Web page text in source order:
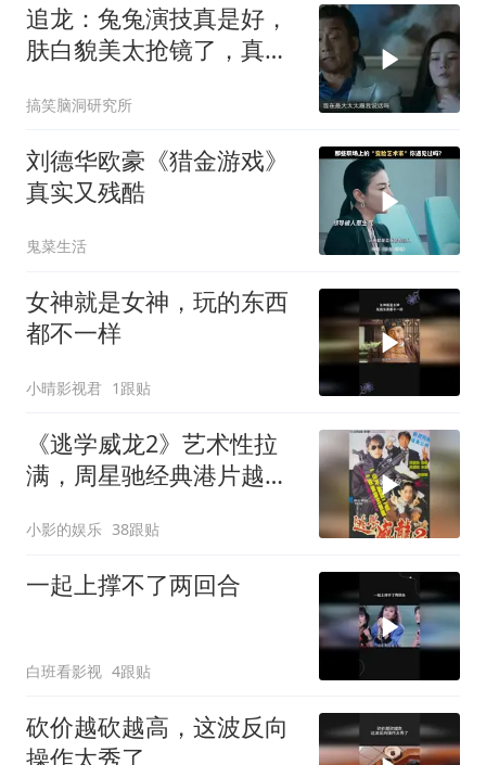
追龙：兔兔演技真是好，
肤白貌美太抢镜了，真是
搞笑脑洞研究所
刘德华欧豪《猎金游戏》
真实又残酷
鬼菜生活
女神就是女神，玩的东西
都不一样
小晴影视君 1跟贴
《逃学威龙2》艺术性拉
满，周星驰经典港片越品
小影的娱乐 38跟贴
一起上撑不了两回合
白班看影视 4跟贴
砍价越砍越高，这波反向
操作太秀了